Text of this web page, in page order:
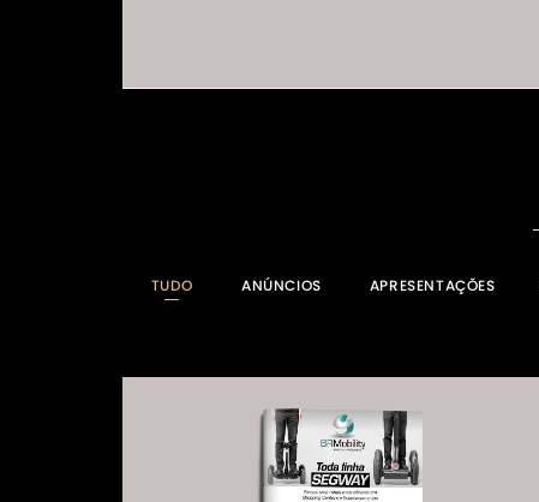
TUDO ANÚNCIOS APRESENTAÇÕES